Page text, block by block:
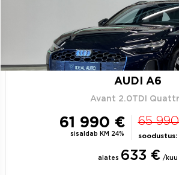
AUDI A6
Avant 2.0TDI
61 990 €
sisaldab KM 24%
65
soodustus:
alates 633 € /kuu